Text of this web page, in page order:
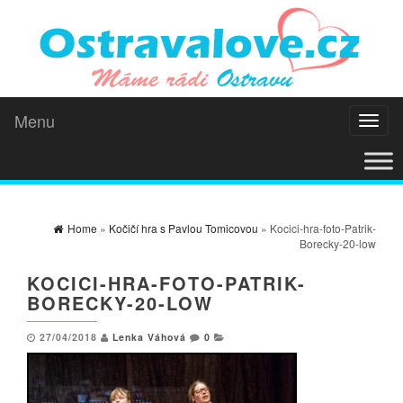
Menu
Home » Kočičí hra s Pavlou Tomicovou » Kocici-hra-foto-Patrik-
Borecky-20-low
KOCICI-HRA-FOTO-PATRIK-
BORECKY-20-LOW
27/04/2018 Lenka Váhová 0